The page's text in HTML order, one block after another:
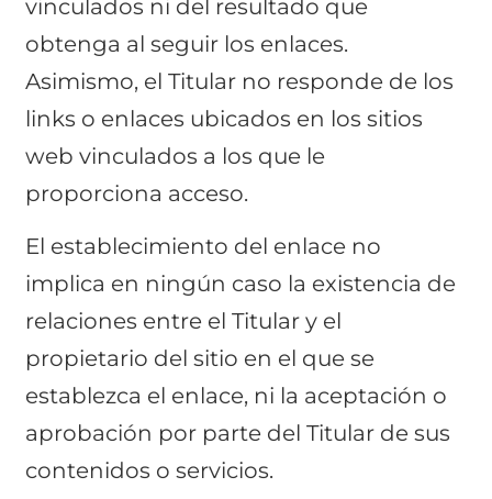
vinculados ni del resultado que
obtenga al seguir los enlaces.
Asimismo, el Titular no responde de los
links o enlaces ubicados en los sitios
web vinculados a los que le
proporciona acceso.
El establecimiento del enlace no
implica en ningún caso la existencia de
relaciones entre el Titular y el
propietario del sitio en el que se
establezca el enlace, ni la aceptación o
aprobación por parte del Titular de sus
contenidos o servicios.